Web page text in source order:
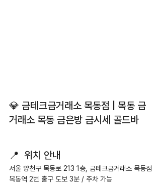
💎 금테크금거래소 목동점 | 목동 금
거래소 목동 금은방 금시세 골드바
📍  위치 안내
서울 양천구 목동로 213 1층, 금테크금거래소 목동점
목동역 2번 출구 도보 3분 / 주차 가능